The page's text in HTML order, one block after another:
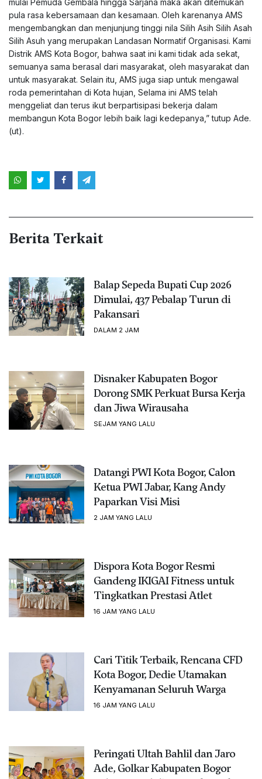
mulai Pemuda Gembala hingga Sarjana maka akan ditemukan
pula rasa kebersamaan dan kesamaan. Oleh karenanya AMS
mengembangkan dan menjunjung tinggi nila Silih Asih Silih Asah
Silih Asuh yang merupakan Landasan Normatif Organisasi. Kami
Distrik AMS Kota Bogor, bahwa saat ini kami tidak ada sekat,
semuanya sama berasal dari masyarakat, oleh masyarakat dan
untuk masyarakat. Selain itu, AMS juga siap untuk mengawal
roda pemerintahan di Kota hujan, Selama ini AMS telah
menggeliat dan terus ikut berpartisipasi bekerja dalam
membangun Kota Bogor lebih baik lagi kedepanya,” tutup Ade.
(ut).
Berita Terkait
Balap Sepeda Bupati Cup 2026
Dimulai, 437 Pebalap Turun di
Pakansari
DALAM 2 JAM
Disnaker Kabupaten Bogor
Dorong SMK Perkuat Bursa Kerja
dan Jiwa Wirausaha
SEJAM YANG LALU
Datangi PWI Kota Bogor, Calon
Ketua PWI Jabar, Kang Andy
Paparkan Visi Misi
2 JAM YANG LALU
Dispora Kota Bogor Resmi
Gandeng IKIGAI Fitness untuk
Tingkatkan Prestasi Atlet
16 JAM YANG LALU
Cari Titik Terbaik, Rencana CFD
Kota Bogor, Dedie Utamakan
Kenyamanan Seluruh Warga
16 JAM YANG LALU
Peringati Ultah Bahlil dan Jaro
Ade, Golkar Kabupaten Bogor